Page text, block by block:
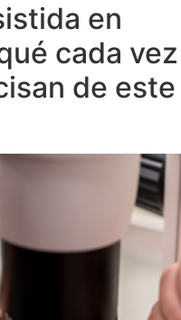
en
cada vez
de este